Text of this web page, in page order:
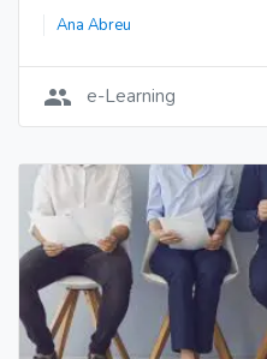
Ana Abreu
group e-Learning